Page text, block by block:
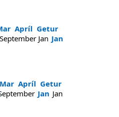
Apríl Getur
September Jan Jan
Mar Apríl Getur
Jan Jan